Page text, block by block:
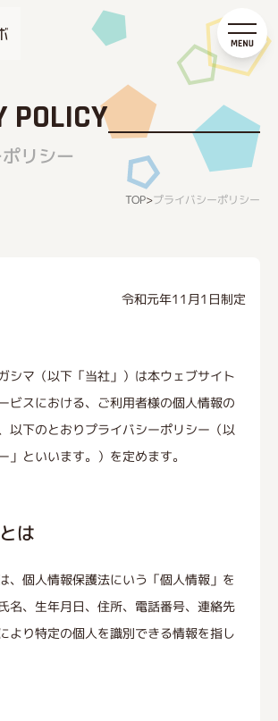
POLICY
リシー
TOP>プライバシーポリシー
令和元年11月1日制定
シマ（以下「当社」）は本ウェブサイト
ビスにおける、ご利用者様の個人情報の
以下のとおりプライバシーポリシー（以
」といいます。）を定めます。
は
、個人情報保護法にいう「個人情報」を
名、生年月日、住所、電話番号、連絡先
より特定の個人を識別できる情報を指し